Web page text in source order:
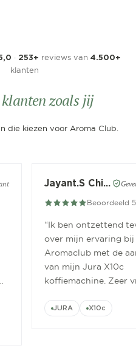
· 253+ reviews van 4.500+
klanten
klanten zoals jij
die kiezen voor Aroma Club.
Jayant.S Chitaroe
Beoordeeld
“Ik ben ontzettend
over mijn ervaring bij
Aromaclub met de
van mijn Jura X10c
koffiemachine. Zeer
JURA X10c